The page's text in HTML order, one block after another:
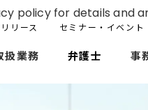
リース セミナー・イベント
扱業務 弁護士 事
policy for details and